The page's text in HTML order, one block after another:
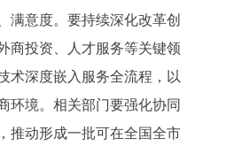
满意度。要持续深化改革创
商投资、人才服务等关键领
术深度嵌入服务全流程，以
环境。相关部门要强化协同
推动形成一批可在全国全市